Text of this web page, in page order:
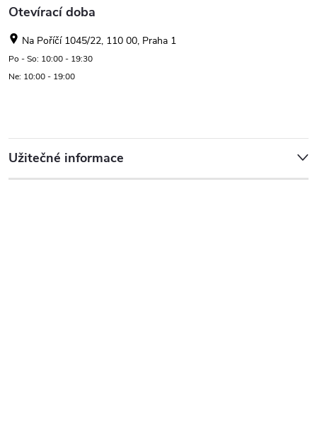
Otevírací doba
Na Poříčí 1045/22, 110 00, Praha 1
Po - So: 10:00 - 19:30
Ne: 10:00 - 19:00
Užitečné informace